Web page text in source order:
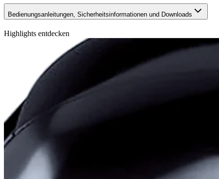
Bedienungsanleitungen, Sicherheitsinformationen und Downloads
Highlights entdecken